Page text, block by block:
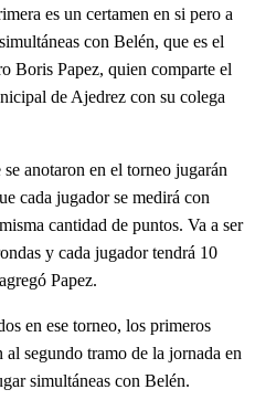
es un certamen en si pero a
con Belén, que es el
Boris Papez, quien comparte el
de Ajedrez con su colega
anotaron en el torneo jugarán
cada jugador se medirá con
cantidad de puntos. Va a ser
y cada jugador tendrá 10
Papez.
en ese torneo, los primeros
segundo tramo de la jornada en
simultáneas con Belén.